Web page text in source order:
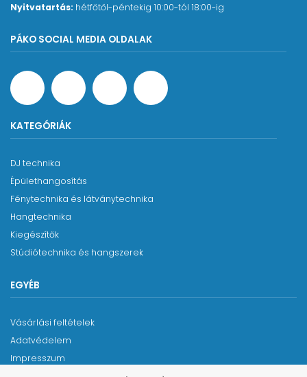
Nyitvatartás: hétfőtől-péntekig 10:00-tól 18:00-ig
PÁKO SOCIAL MEDIA OLDALAK
KATEGÓRIÁK
DJ technika
Épülethangosítás
Fénytechnika és látványtechnika
Hangtechnika
Kiegészítők
Stúdiótechnika és hangszerek
EGYÉB
Vásárlási feltételek
Adatvédelem
Impresszum